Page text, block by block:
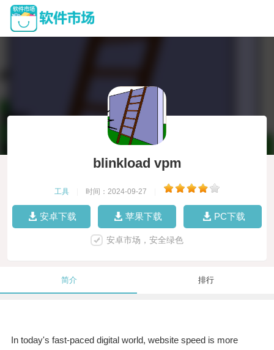
blinkload vpm
工具 时间：2024-09-27
安卓下载 苹果下载 PC下载
安卓市场，安全绿色
简介 排行
In today's fast-paced digital world, website speed is more